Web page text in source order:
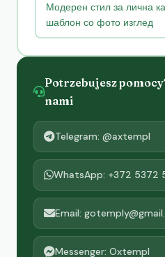
Модерен стил за лична
шаблон со фото изглед
Potrzebujesz
nami
Telegram: @axtempl
WhatsApp: +372 5372
Email:
Messenger: Oxtempl